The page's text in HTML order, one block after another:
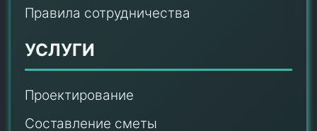
Правила сотрудничества
УСЛУГИ
Проектирование
Составление сметы